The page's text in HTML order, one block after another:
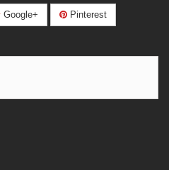
Google+ Pinterest